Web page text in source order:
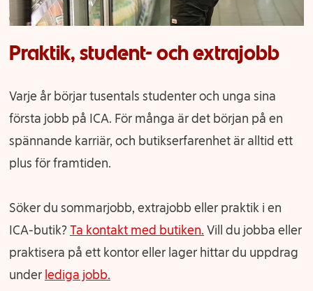
Praktik, student- och extrajobb
Varje år börjar tusentals studenter och unga sina
första jobb på ICA. För många är det början på en
spännande karriär, och butikserfarenhet är alltid ett
plus för framtiden.
Söker du sommarjobb, extrajobb eller praktik i en
ICA-butik?Ta kontakt med butiken. Vill du jobba eller
praktisera på ett kontor eller lager hittar du uppdrag
under lediga jobb.